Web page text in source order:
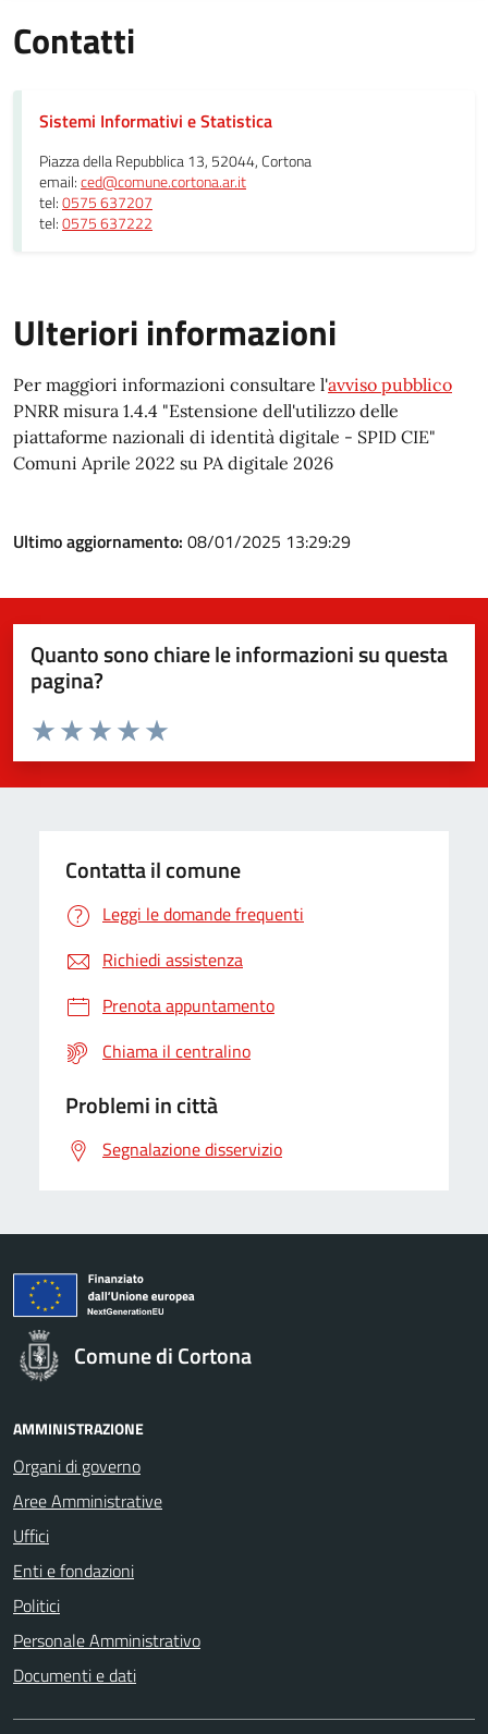
Contatti
Sistemi Informativi e Statistica
Piazza della Repubblica 13, 52044, Cortona
email:ced@comune.cortona.ar.it
tel:0575 637207
tel:0575 637222
Ulteriori informazioni
Per maggiori informazioni consultare l'avviso pubblico
PNRR misura 1.4.4 "Estensione dell'utilizzo delle
piattaforme nazionali di identità digitale - SPID CIE"
Comuni Aprile 2022 su PA digitale 2026
Ultimo aggiornamento: 08/01/2025 13:29:29
Quanto sono chiare le informazioni su questa
pagina?
Valuta da 1 a 5 stelle la pagina
Valuta 5 stelle su 5
Valuta 4 stelle su 5
Valuta 3 stelle su 5
Valuta 2 stelle su 5
Valuta 1 stelle su 5
Contatta il comune
Leggi le domande frequenti
Richiedi assistenza
Prenota appuntamento
Chiama il centralino
Problemi in città
Segnalazione disservizio
Comune di Cortona
AMMINISTRAZIONE
Organi di governo
Aree Amministrative
Uffici
Enti e fondazioni
Politici
Personale Amministrativo
Documenti e dati